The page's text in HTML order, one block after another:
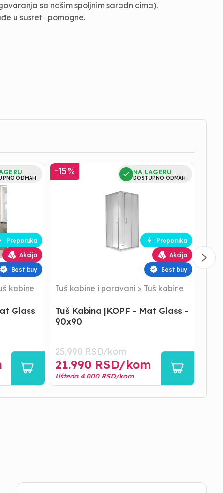
sa našim spoljnim saradnicima).
u susret i pomogne.
Preporuka
Akcija
Best buy
ODMAH
kabine
Glass
Tuš
Kabina
-15%
Preporuka
Akcija
Best buy
NA LAGERU
DOSTUPNO ODMAH
Tuš kabine i paravani > Tuš kabine
Tuš Kabina |KOPF - Mat Glass -
90x90
25.990RSD/kom
21.990 RSD/kom
Ušteda 4.000RSD/kom